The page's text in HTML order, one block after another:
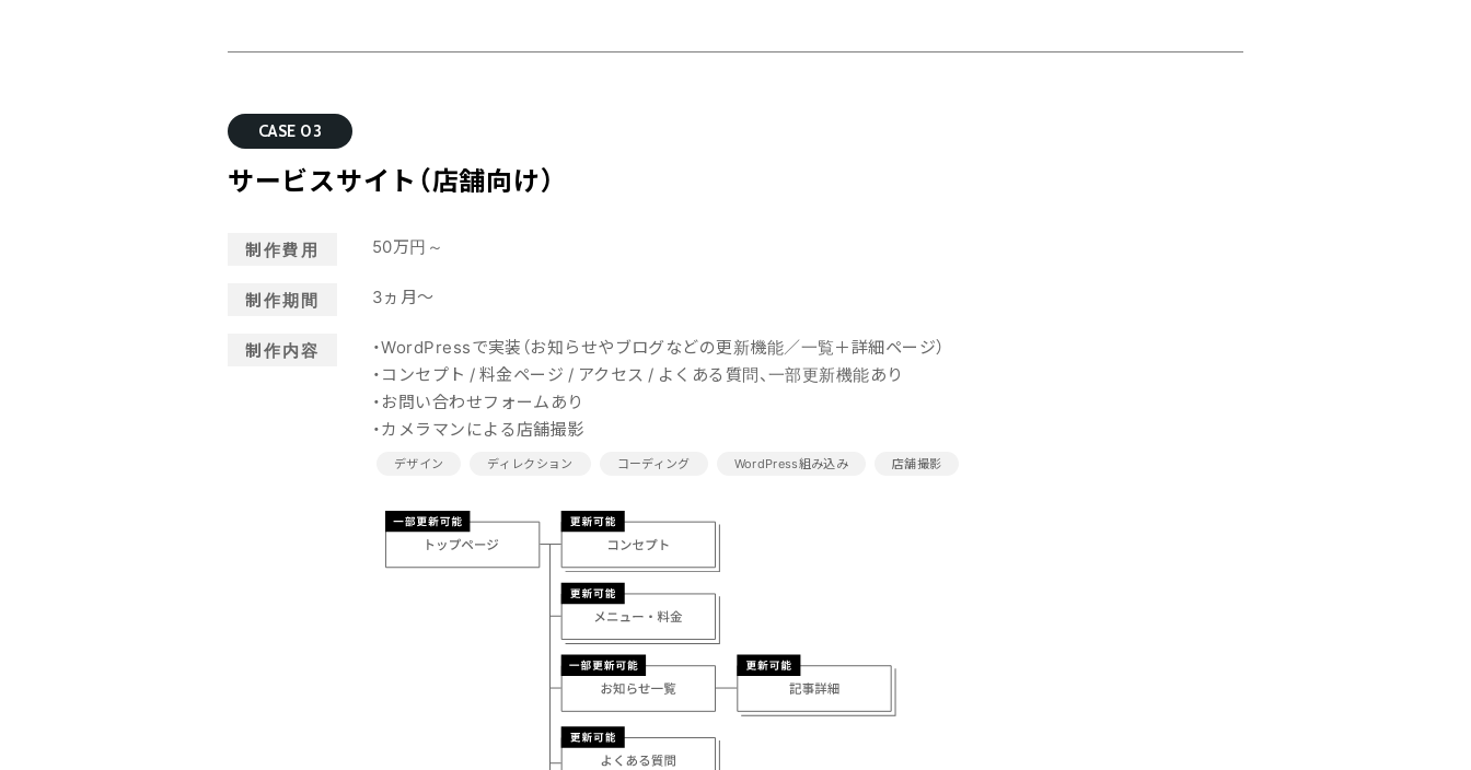
CASE 03
サービスサイト（店舗向け）
制作費用 50万円～
制作期間 3ヵ月～
制作内容
・WordPressで実装（お知らせやブログなどの更新機能／一覧＋詳細ページ）
・コンセプト / 料金ページ / アクセス / よくある質問、一部更新機能あり
・お問い合わせフォームあり
・カメラマンによる店舗撮影
デザイン ディレクション コーディング WordPress組み込み 店舗撮影